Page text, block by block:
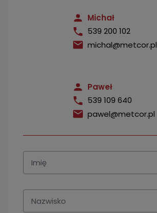
Michał
539 200 102
michal@metcor.pl
Paweł
539 109 640
pawel@metcor.pl